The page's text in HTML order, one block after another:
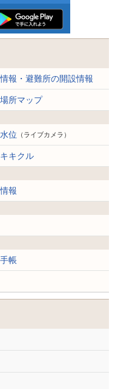
報・避難所の開設情報
所マップ
位 （ライブカメラ）
キクル
報
帳